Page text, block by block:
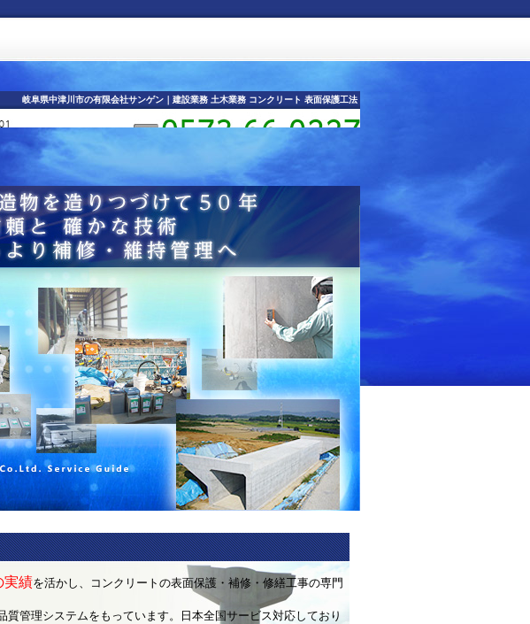
岐阜県中津川市の有限会社サンゲン｜建設業務 土木業務 コンクリート 表面保護工法
実績を活かし、コンクリートの表面保護・補修・修繕工事の専門
管理システムをもっています。日本全国サービス対応しており